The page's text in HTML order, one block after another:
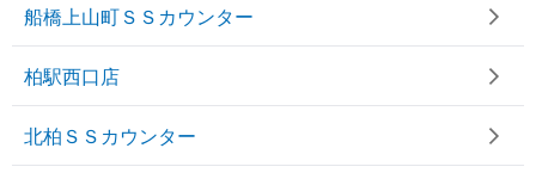
船橋上山町ＳＳカウンター
柏駅西口店
北柏ＳＳカウンター